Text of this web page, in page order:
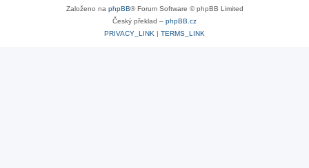
Založeno na phpBB® Forum Software © phpBB Limited
Český překlad – phpBB.cz
PRIVACY_LINK | TERMS_LINK